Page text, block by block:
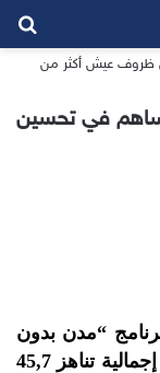
في تحسين
“مدن بدون
صفيح”، الذي كلف خزينة الدولة ميزانية إجمالية تناهز 45,7